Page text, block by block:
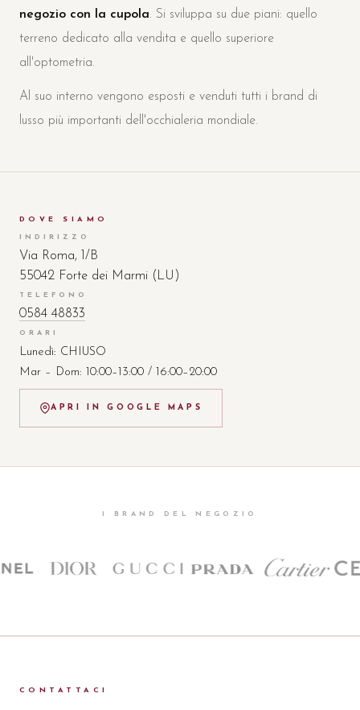
negozio con la cupola. Si sviluppa su due piani: quello
terreno dedicato alla vendita e quello superiore
all'optometria.
Al suo interno vengono esposti e venduti tutti i brand di
lusso più importanti dell'occhialeria mondiale.
DOVE SIAMO
INDIRIZZO
Via Roma, 1/B
55042 Forte dei Marmi (LU)
TELEFONO
0584 48833
ORARI
Lunedì: CHIUSO
Mar – Dom: 10:00–13:00 / 16:00–20:00
APRI IN GOOGLE MAPS
I BRAND DEL NEGOZIO
CONTATTACI